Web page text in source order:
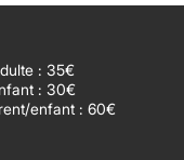
: 35€
: 30€
enfant : 60€